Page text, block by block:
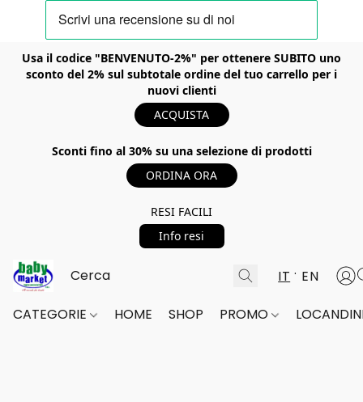
Usa il codice "BENVENUTO-2%" per ottenere SUBITO uno
sconto del 2% sul subtotale ordine del tuo carrello per i
nuovi clienti
ACQUISTA
Sconti fino al 30% su una selezione di prodotti
ORDINA ORA
RESI FACILI
Info resi
IT EN
CATEGORIE HOME SHOP PROMO